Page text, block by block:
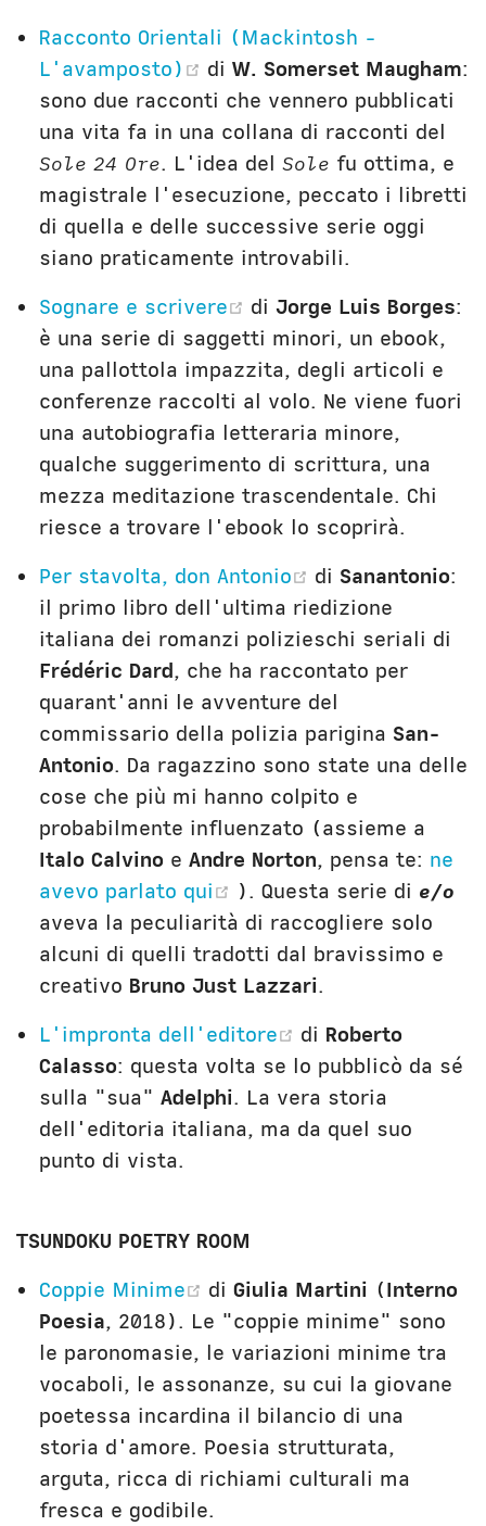
Racconto Orientali (Mackintosh -
L'avamposto)
(opens new window)
diW. Somerset Maugham:
sono due racconti che vennero pubblicati
una vita fa in una collana di racconti del
Sole 24 Ore. L'idea del Sole fu ottima, e
magistrale l'esecuzione, peccato i libretti
di quella e delle successive serie oggi
siano praticamente introvabili.
Sognare e scrivere
(opens new window)
diJorge Luis Borges:
è una serie di saggetti minori, un ebook,
una pallottola impazzita, degli articoli e
conferenze raccolti al volo. Ne viene fuori
una autobiografia letteraria minore,
qualche suggerimento di scrittura, una
mezza meditazione trascendentale. Chi
riesce a trovare l'ebook lo scoprirà.
Per stavolta, don Antonio
(opens new
di Sanantonio:
il primo libro dell'ultima riedizione
italiana dei romanzi polizieschi seriali di
Frédéric Dard, che ha raccontato per
quarant'anni le avventure del
commissario della polizia parigina San-
Antonio. Da ragazzino sono state una delle
cose che più mi hanno colpito e
probabilmente influenzato (assieme a
Italo Calvino eAndre Norton, pensa te: ne
avevo parlato qui
(opens new window)
). Questa serie di e/o
aveva la peculiarità di raccogliere solo
alcuni di quelli tradotti dal bravissimo e
creativo Bruno Just Lazzari.
L'impronta dell'editore
(opens new
di Roberto
Calasso: questa volta se lo pubblicò da sé
sulla "sua"Adelphi. La vera storia
dell'editoria italiana, ma da quel suo
punto di vista.
TSUNDOKU POETRY ROOM
Coppie Minime
(opens new window)
diGiulia Martini (Interno
Poesia, 2018). Le "coppie minime" sono
le paronomasie, le variazioni minime tra
vocaboli, le assonanze, su cui la giovane
poetessa incardina il bilancio di una
storia d'amore. Poesia strutturata,
arguta, ricca di richiami culturali ma
fresca e godibile.